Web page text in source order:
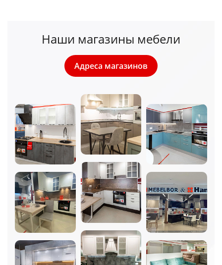
Наши магазины мебели
Адреса магазинов